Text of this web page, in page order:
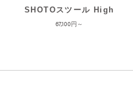
SHOTOスツール High
67,100